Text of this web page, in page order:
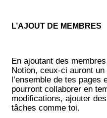
L’AJOUT DE MEMBRES
En ajoutant des
Notion, ceux-ci auront
l’ensemble de tes pages
pourront collaborer en
modifications, ajouter
tâches comme toi.